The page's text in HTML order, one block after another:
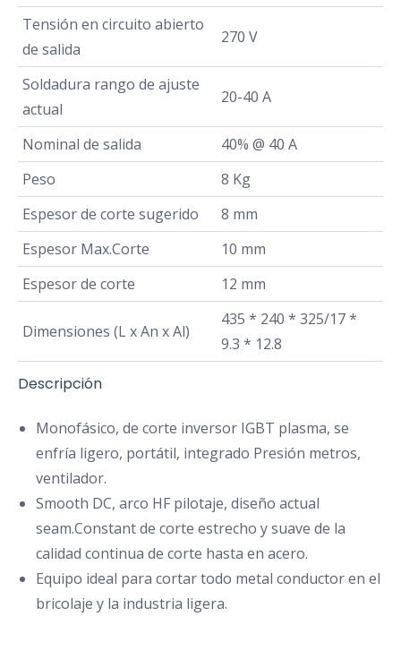
Tensión en circuito abierto
de salida
270 V
Soldadura rango de ajuste
actual
20-40 A
Nominal de salida
40% @ 40 A
Peso
8 Kg
Espesor de corte sugerido
8 mm
Espesor Max.Corte
10 mm
Espesor de corte
12 mm
Dimensiones (L x An x Al)
435 * 240 * 325/17 *
9.3 * 12.8
Descripción
Monofásico, de corte inversor IGBT plasma, se
enfría ligero, portátil, integrado Presión metros,
ventilador.
Smooth DC, arco HF pilotaje, diseño actual
seam.Constant de corte estrecho y suave de la
calidad continua de corte hasta en acero.
Equipo ideal para cortar todo metal conductor en el
bricolaje y la industria ligera.